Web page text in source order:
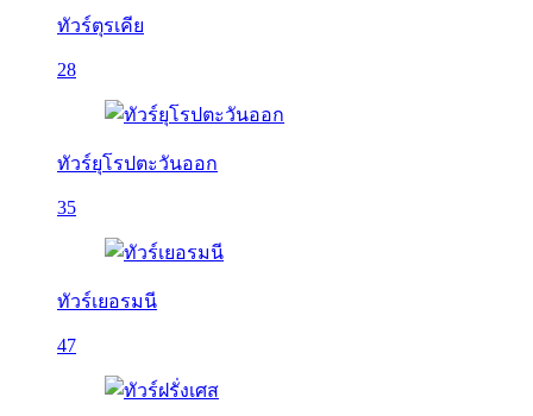
ทัวร์ตุรเคีย
28
ทัวร์ยุโรปตะวันออก
35
ทัวร์เยอรมนี
47